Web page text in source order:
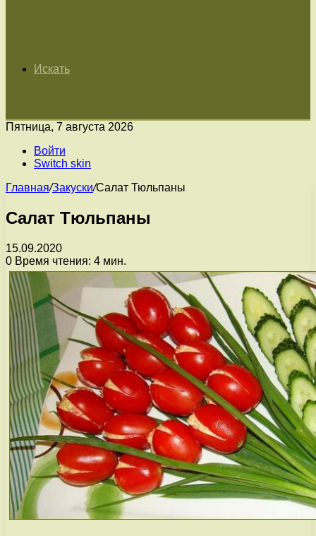
Искать
Пятница, 7 августа 2026
Войти
Switch skin
Главная/Закуски/Салат Тюльпаны
Салат Тюльпаны
15.09.2020
0 Время чтения: 4 мин.